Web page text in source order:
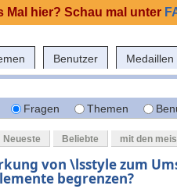
Benutzer Medaillen
Fragen Themen
Neueste Beliebte mit den
von \lsstyle zum
begrenzen?
Mal hier? Schau mal unter